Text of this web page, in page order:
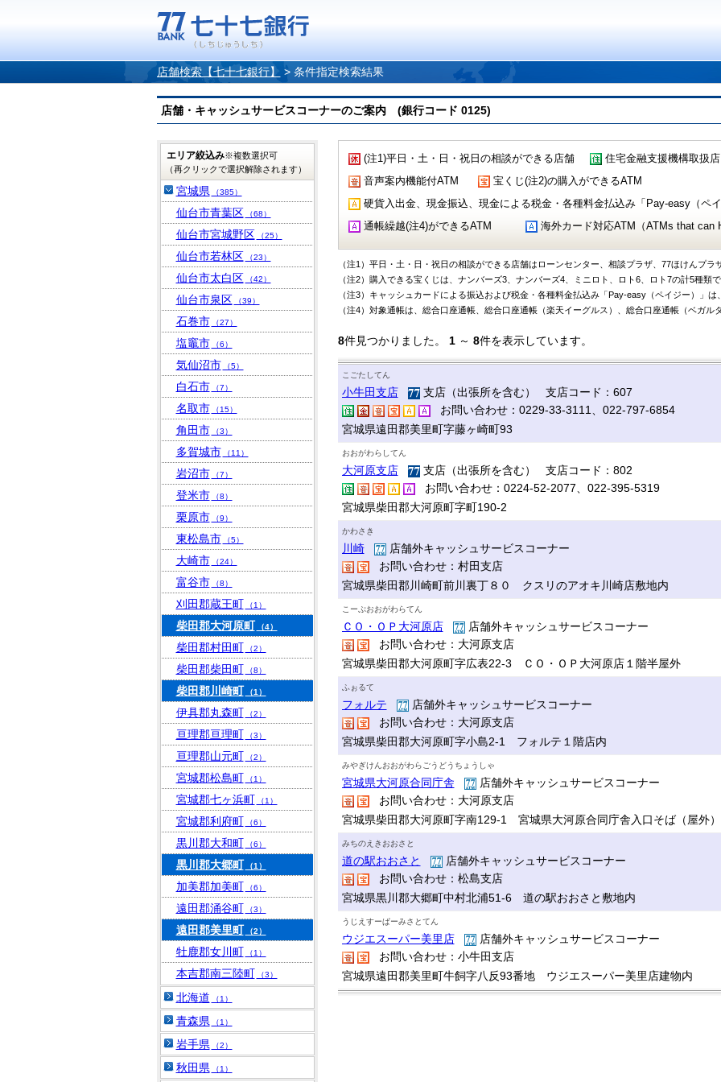
店舗検索【七十七銀行】 > 条件指定検索結果
店舗・キャッシュサービスコーナーのご案内 (銀行コード 0125)
(注1)平日・土・日・祝日の相談ができる店舗 住宅金融支援機構取扱店
音声案内機能付ATM
宝くじ(注2)の購入ができるATM
硬貨入出金、現金振込、現金による税金・各種料金払込み「Pay-easy（ペ
通帳繰越(注4)ができるATM
海外カード対応ATM（ATMs that can
（注1）平日・土・日・祝日の相談ができる店舗はローンセンター、相談プラザ、77ほけんプラ
（注2）購入できる宝くじは、ナンバーズ3、ナンバーズ4、ミニロト、ロト6、ロト7の計5種類で
（注3）キャッシュカードによる振込および税金・各種料金払込み「Pay-easy（ペイジー）」は
（注4）対象通帳は、総合口座通帳、総合口座通帳（楽天イーグルス）、総合口座通帳（ベガル
8件見つかりました。 1～ 8件を表示しています。
こごたしてん
小牛田支店
支店（出張所を含む） 支店コード：607
お問い合わせ：0229-33-3111、022-797-6854
宮城県遠田郡美里町字藤ヶ崎町93
おおがわらしてん
大河原支店
支店（出張所を含む） 支店コード：802
お問い合わせ：0224-52-2077、022-395-5319
宮城県柴田郡大河原町字町190-2
かわさき
川崎
店舗外キャッシュサービスコーナー
お問い合わせ：村田支店
宮城県柴田郡川崎町前川裏丁８０ クスリのアオキ川崎店敷地内
こーぷおおがわらてん
ＣＯ・ＯＰ大河原店
店舗外キャッシュサービスコーナー
お問い合わせ：大河原支店
宮城県柴田郡大河原町字広表22-3 ＣＯ・ＯＰ大河原店１階半屋外
ふぉるて
フォルテ
店舗外キャッシュサービスコーナー
お問い合わせ：大河原支店
宮城県柴田郡大河原町字小島2-1 フォルテ１階店内
みやぎけんおおがわらごうどうちょうしゃ
宮城県大河原合同庁舎
店舗外キャッシュサービスコーナー
お問い合わせ：大河原支店
宮城県柴田郡大河原町字南129-1 宮城県大河原合同庁舎入口そば（屋外）
みちのえきおおさと
道の駅おおさと
店舗外キャッシュサービスコーナー
お問い合わせ：松島支店
宮城県黒川郡大郷町中村北浦51-6 道の駅おおさと敷地内
うじえすーぱーみさとてん
ウジエスーパー美里店
店舗外キャッシュサービスコーナー
お問い合わせ：小牛田支店
宮城県遠田郡美里町牛飼字八反93番地 ウジエスーパー美里店建物内
エリア絞込み※複数選択可
（再クリックで選択解除されます）
宮城県 （385）
仙台市青葉区 （68）
仙台市宮城野区 （25）
仙台市若林区 （23）
仙台市太白区 （42）
仙台市泉区 （39）
石巻市 （27）
塩竈市 （6）
気仙沼市 （5）
白石市 （7）
名取市 （15）
角田市 （3）
多賀城市 （11）
岩沼市 （7）
登米市 （8）
栗原市 （9）
東松島市 （5）
大崎市 （24）
富谷市 （8）
刈田郡蔵王町 （1）
柴田郡大河原町 （4）
柴田郡村田町 （2）
柴田郡柴田町 （8）
柴田郡川崎町 （1）
伊具郡丸森町 （2）
亘理郡亘理町 （3）
亘理郡山元町 （2）
宮城郡松島町 （1）
宮城郡七ヶ浜町 （1）
宮城郡利府町 （6）
黒川郡大和町 （6）
黒川郡大郷町 （1）
加美郡加美町 （6）
遠田郡涌谷町 （3）
遠田郡美里町 （2）
牡鹿郡女川町 （1）
本吉郡南三陸町 （3）
北海道 （1）
青森県 （1）
岩手県 （2）
秋田県 （1）